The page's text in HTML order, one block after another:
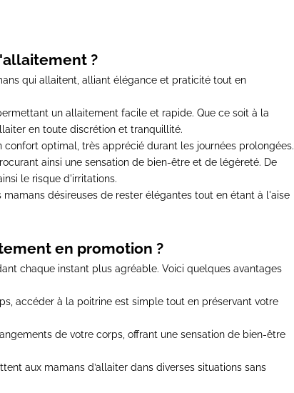
?
qui allaitent , alliant élégance et praticité tout en
un allaitement facile et rapide. Que ce soit à la
en toute discrétion et tranquillité.
optimal, très apprécié durant les journées prolongées.
ainsi une sensation de bien-être et de légèreté. De
le risque d'irritations.
désireuses de rester élégantes tout en étant à l'aise
en promotion ?
chaque instant plus agréable. Voici quelques avantages
accéder à la poitrine est simple tout en préservant votre
de votre corps, offrant une sensation de bien-être
aux mamans d’allaiter dans diverses situations sans